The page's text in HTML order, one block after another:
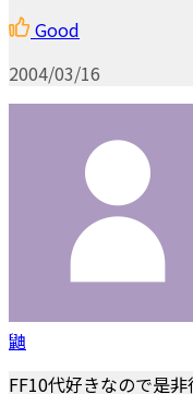
Good
2004/03/16
鼬
FF10代好きなので是